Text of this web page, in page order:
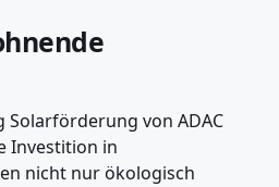
Solarförderung von ADAC
Investition in
nicht nur ökologisch